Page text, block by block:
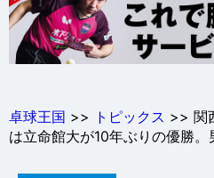
卓球王国 >> トピックス >> 関
は立命館大が10年ぶりの優勝